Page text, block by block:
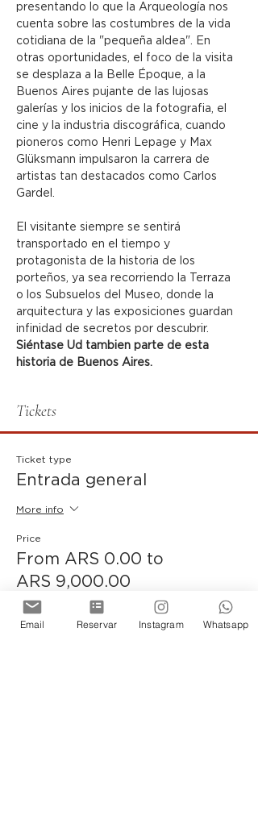
presentando lo que la Arqueología nos
cuenta sobre las costumbres de la vida
cotidiana de la "pequeña aldea". En
otras oportunidades, el foco de la visita
se desplaza a la Belle Époque, a la
Buenos Aires pujante de las lujosas
galerías y los inicios de la fotografia, el
cine y la industria discográfica, cuando
pioneros como Henri Lepage y Max
Glüksmann impulsaron la carrera de
artistas tan destacados como Carlos
Gardel.
El visitante siempre se sentirá
transportado en el tiempo y
protagonista de la historia de los
porteños, ya sea recorriendo la Terraza
o los Subsuelos del Museo, donde la
arquitectura y las exposiciones guardan
infinidad de secretos por descubrir.
Siéntase Ud tambien parte de esta
historia de Buenos Aires.
Tickets
Ticket type
Entrada general
More info
Price
From ARS 0.00 to
ARS 9,000.00
Email Reservar Instagram Whatsapp